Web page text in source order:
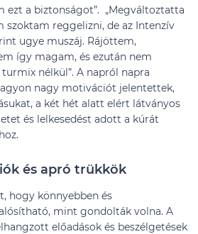
ezt a biztonságot”. „Megváltoztatta
szoktam reggelizni, de az Intenzív
ugye muszáj. Rájöttem,
így magam, és ezután nem
nélkül”. A napról napra
nagy motivációt jelentettek,
a két hét alatt elért látványos
és lelkesedést adott a kúrát
és apró trükkök
hogy könnyebben és
mint gondolták volna. A
előadások és beszélgetések